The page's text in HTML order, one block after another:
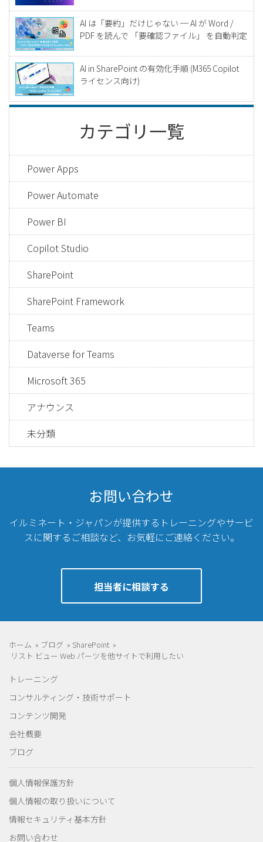
AI は「要約」だけじゃない ─ AI が Word /
PDF を読んで 「要確認ファイル」 を自動判定
AI in SharePoint の有効化手順 (M365 Copilot
ライセンス向け)
カテゴリ一覧
Power Apps
Power Automate
Power BI
Copilot Studio
SharePoint
SharePoint Framework
Teams
Dataverse for Teams
Microsoft 365
アナウンス
未分類
お問い合わせ
イルミネート・ジャパンが提供するトレーニングやサービ
スに関するご相談など、 お気軽にご連絡ください。
担当者に相談する
ホーム » ブログ » SharePoint »
リスト ビュー Web パーツを他サイトで利用したい
トレーニング
コンサルティング・技術サポート
コンテンツ開発
会社概要
ブログ
個人情報保護方針
個人情報の取り扱いについて
情報セキュリティ基本方針
お問い合わせ